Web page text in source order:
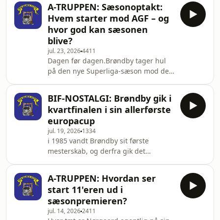
Brøndby-fans. Martin Retov fortæller
om duell
udgave af Den Gamle Hytte
analyserer Morten Olsen, Johan
Moesgaard og Toke Theilade kampen
fra Aarhus.Vi taler blandt andet om:⚽️
Var resultatet to tabte point – eller et
godkendt point?⚽️ Hvor tydeligt var
Thomas Nørgaards aftryk allerede i
første turneringskamp?⚽️ Hvorfor
A-TRUPPEN: Sæsonoptakt:
Hvem starter mod AGF – og
hvor god kan sæsonen
blive?
jul. 23, 20264411
Dagen før dagen.Brøndby tager hul
på den nye Superliga-sæson mod de
hektisk sommer.Hvem starter i
Thomas Nørgaards første Superliga-
kamp? Hvor stort et hul efterlader
Nicolai Vallys? Hvorfor har Brøndby
fået en ledergruppe på hele syv
spillere? Og har truppen overhovedet
kvalitet nok til at blande sig helt i
toppen?Morten Olsen har
BIF-NOSTALGI: Brøndby gik i
kvartfinalen i sin allerførste
europacup
jul. 19, 2026 1334
i 1985 vandt Brøndby sit første
mesterskab, og derfra gik det
pludselig stod Brøndby i kvartfinalen i
Europacuppen for Mesterhold i
klubbens allerførste europacup-
turnering. Det er historien om et
A-TRUPPEN: Hvordan ser
start 11'eren ud i
sæsonpremieren?
jul. 14, 20262411